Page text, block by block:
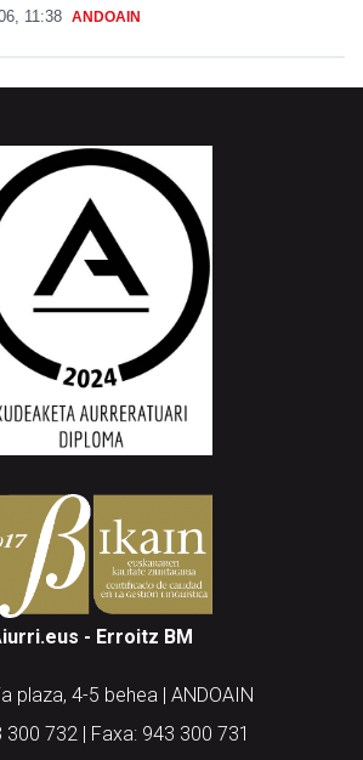
11:38 ANDOAIN
- Erroitz BM
plaza, 4-5 behea | ANDOAIN
300 732 | Faxa: 943 300 731